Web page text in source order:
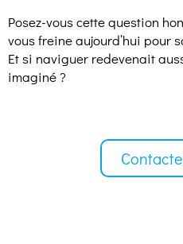
Posez-vous cette question
vous freine aujourd’hui pour
Et si naviguer redevenait
imaginé ?